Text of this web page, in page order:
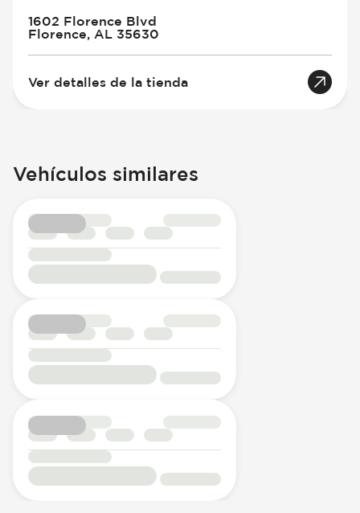
1602 Florence Blvd
Florence, AL 35630
Ver detalles de la tienda
Vehículos similares